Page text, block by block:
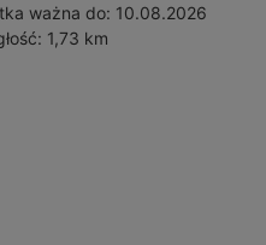
ważna do: 10.08.2026
1,73 km